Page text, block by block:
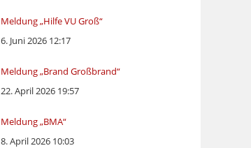
Meldung „Hilfe VU Groß“
6. Juni 2026 12:17
Meldung „Brand Großbrand“
22. April 2026 19:57
Meldung „BMA“
8. April 2026 10:03